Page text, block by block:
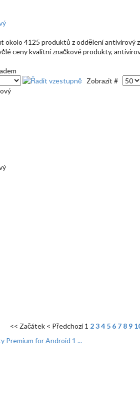
okolo 4125 produktů z oddělení antivirový
ceny kvalitní značkové produkty,
Zobrazit #
<< Začátek < Předchozí 1 2 3 4 5 6 7 8 9
Premium for Android 1 ...